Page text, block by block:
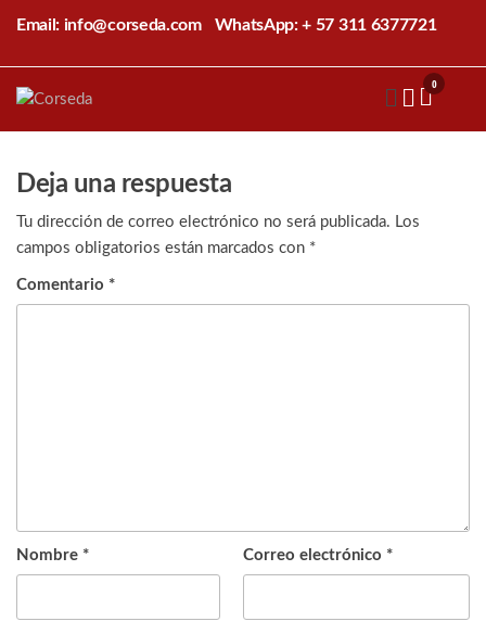
contenido
Email: info@corseda.com WhatsApp: + 57 311 6377721
sericultura
0
Deja una respuesta
Tu dirección de correo electrónico no será publicada. Los
campos obligatorios están marcados con *
Comentario *
Nombre * Correo electrónico *